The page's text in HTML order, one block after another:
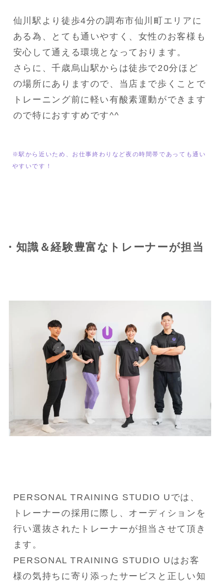
仙川駅より徒歩4分の調布市仙川町エリアに
ある為、とても通いやすく、女性のお客様も
安心して通える環境となっております。
さらに、千歳烏山駅からは徒歩で20分ほど
の場所にありますので、当店まで歩くことで
トレーニング前に軽い有酸素運動ができます
ので特におすすめです^^
※駅から近いため、お仕事終わりなど夜の時間帯であっても通い
やすいです！
・知識＆経験豊富なトレーナーが担当
PERSONAL TRAINING STUDIO Uでは、
トレーナーの採用に際し、オーディションを
行い選抜されたトレーナーが担当させて頂き
ます。
PERSONAL TRAINING STUDIO Uはお客
様の気持ちに寄り添ったサービスと正しい知